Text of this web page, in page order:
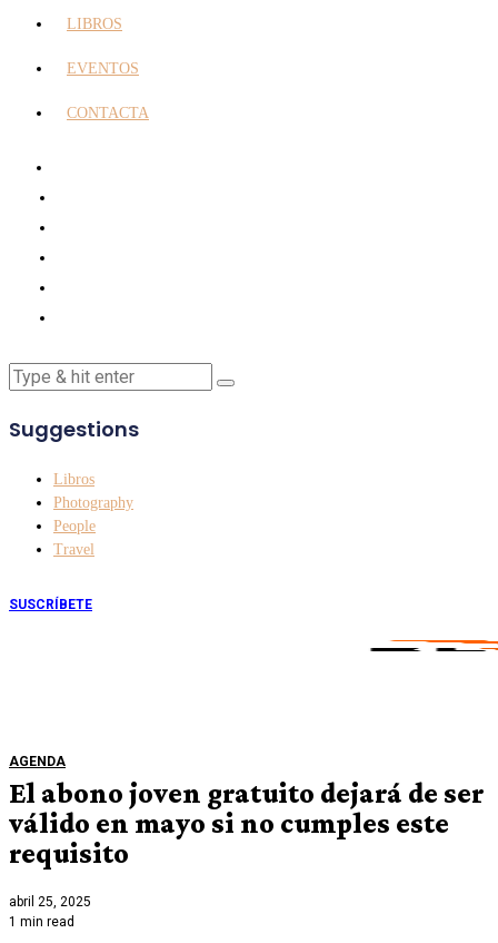
LIBROS
EVENTOS
CONTACTA
Suggestions
Libros
Photography
People
Travel
SUSCRÍBETE
AGENDA
El abono joven gratuito dejará de ser
válido en mayo si no cumples este
requisito
abril 25, 2025
1 min read